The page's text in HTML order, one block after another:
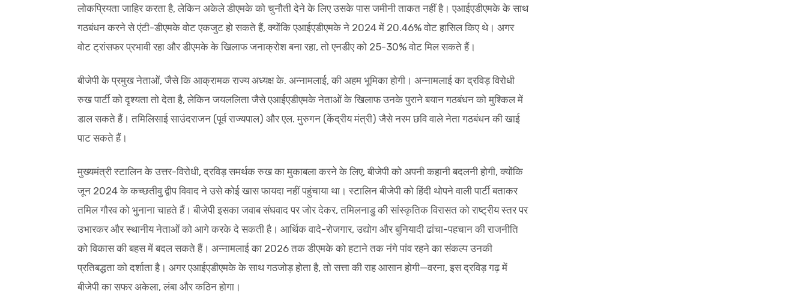
लोकप्रियता जाहिर करता है, लेकिन अकेले डीएमके को चुनौती देने के लिए उसके पास जमीनी ताकत नहीं है। एआईएडीएमके के साथ
गठबंधन करने से एंटी-डीएमके वोट एकजुट हो सकते हैं, क्योंकि एआईएडीएमके ने 2024 में 20.46% वोट हासिल किए थे। अगर
वोट ट्रांसफर प्रभावी रहा और डीएमके के खिलाफ जनाक्रोश बना रहा, तो एनडीए को 25-30% वोट मिल सकते हैं।
बीजेपी के प्रमुख नेताओं, जैसे कि आक्रामक राज्य अध्यक्ष के. अन्नामलाई, की अहम भूमिका होगी। अन्नामलाई का द्रविड़ विरोधी
रुख पार्टी को दृश्यता तो देता है, लेकिन जयललिता जैसे एआईएडीएमके नेताओं के खिलाफ उनके पुराने बयान गठबंधन को मुश्किल में
डाल सकते हैं। तमिलिसाई साउंदराजन (पूर्व राज्यपाल) और एल. मुरुगन (केंद्रीय मंत्री) जैसे नरम छवि वाले नेता गठबंधन की खाई
पाट सकते हैं।
मुख्यमंत्री स्टालिन के उत्तर-विरोधी, द्रविड़ समर्थक रुख का मुकाबला करने के लिए, बीजेपी को अपनी कहानी बदलनी होगी, क्योंकि
जून 2024 के कच्छतीवु द्वीप विवाद ने उसे कोई खास फायदा नहीं पहुंचाया था। स्टालिन बीजेपी को हिंदी थोपने वाली पार्टी बताकर
तमिल गौरव को भुनाना चाहते हैं। बीजेपी इसका जवाब संघवाद पर जोर देकर, तमिलनाडु की सांस्कृतिक विरासत को राष्ट्रीय स्तर पर
उभारकर और स्थानीय नेताओं को आगे करके दे सकती है। आर्थिक वादे-रोजगार, उद्योग और बुनियादी ढांचा-पहचान की राजनीति
को विकास की बहस में बदल सकते हैं। अन्नामलाई का 2026 तक डीएमके को हटाने तक नंगे पांव रहने का संकल्प उनकी
प्रतिबद्धता को दर्शाता है। अगर एआईएडीएमके के साथ गठजोड़ होता है, तो सत्ता की राह आसान होगी—वरना, इस द्रविड़ गढ़ में
बीजेपी का सफर अकेला, लंबा और कठिन होगा।